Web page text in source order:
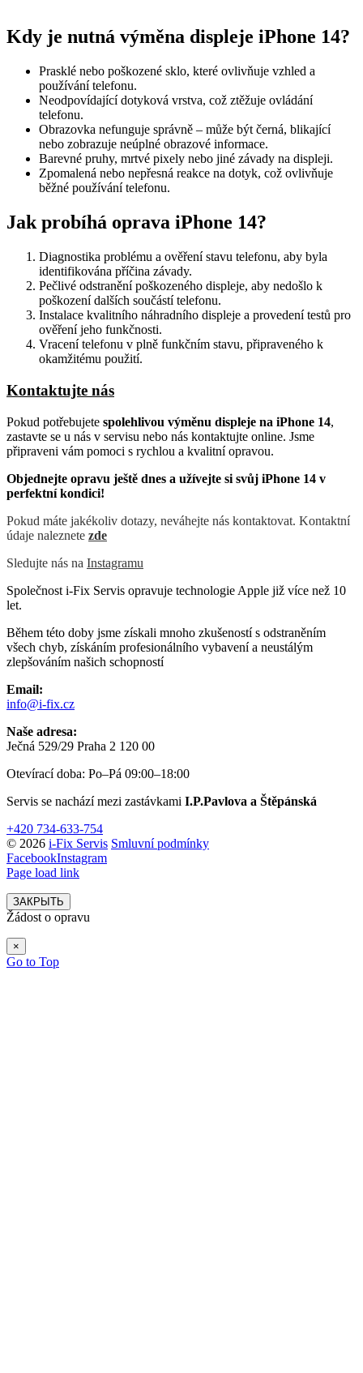
Kdy je nutná výměna displeje iPhone 14?
Prasklé nebo poškozené sklo, které ovlivňuje vzhled a
používání telefonu.
Neodpovídající dotyková vrstva, což ztěžuje ovládání
telefonu.
Obrazovka nefunguje správně – může být černá, blikající
nebo zobrazuje neúplné obrazové informace.
Barevné pruhy, mrtvé pixely nebo jiné závady na displeji.
Zpomalená nebo nepřesná reakce na dotyk, což ovlivňuje
běžné používání telefonu.
Jak probíhá oprava iPhone 14?
Diagnostika problému a ověření stavu telefonu, aby byla
identifikována příčina závady.
Pečlivé odstranění poškozeného displeje, aby nedošlo k
poškození dalších součástí telefonu.
Instalace kvalitního náhradního displeje a provedení testů pro
ověření jeho funkčnosti.
Vracení telefonu v plně funkčním stavu, připraveného k
okamžitému použití.
Kontaktujte nás
Pokud potřebujete spolehlivou výměnu displeje na iPhone 14,
zastavte se u nás v servisu nebo nás kontaktujte online. Jsme
připraveni vám pomoci s rychlou a kvalitní opravou.
Objednejte opravu ještě dnes a užívejte si svůj iPhone 14 v
perfektní kondici!
Pokud máte jakékoliv dotazy, neváhejte nás kontaktovat. Kontaktní
údaje naleznete zde
Sledujte nás na Instagramu
Společnost i-Fix Servis opravuje technologie Apple již více než 10
let.
Během této doby jsme získali mnoho zkušeností s odstraněním
všech chyb, získáním profesionálního vybavení a neustálým
zlepšováním našich schopností
Email:
info@i-fix.cz
Naše adresa:
Ječná 529/29 Praha 2 120 00
Otevírací doba: Po–Pá 09:00–18:00
Servis se nachází mezi zastávkami I.P.Pavlova a Štěpánská
+420 734-633-754
© 2026 i-Fix Servis Smluvní podmínky
FacebookInstagram
Page load link
ЗАКРЫТЬ
Žádost o opravu
×
Go to Top